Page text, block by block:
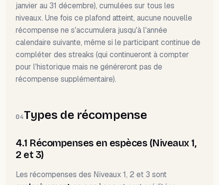
janvier au 31 décembre), cumulées sur tous les
niveaux. Une fois ce plafond atteint, aucune nouvelle
récompense ne s'accumulera jusqu'à l'année
calendaire suivante, même si le participant continue de
compléter des streaks (qui continueront à compter
pour l'historique mais ne généreront pas de
récompense supplémentaire).
04Types de récompense
4.1 Récompenses en espèces (Niveaux 1,
2 et 3)
Les récompenses des Niveaux 1, 2 et 3 sont